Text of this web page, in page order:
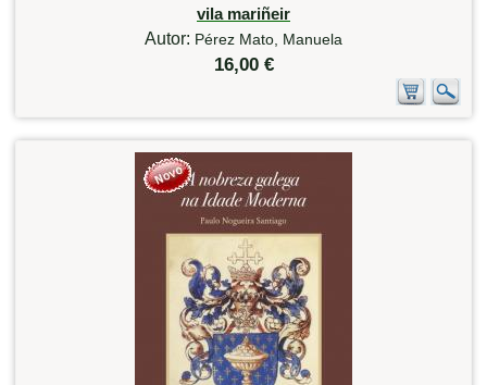
vila mariñeir
Autor: Pérez Mato, Manuela
16,00 €